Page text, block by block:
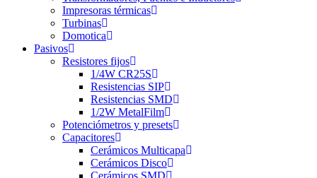
Impresoras térmicas
Turbinas
Domotica
Pasivos
Resistores fijos
1/4W CR25S
Resistencias SIP
Resistencias SMD
1/2W MetalFilm
Potenciómetros y presets
Capacitores
Cerámicos Multicapa
Cerámicos Disco
Cerámicos SMD